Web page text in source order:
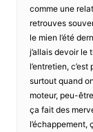
comme une
retrouves
le mien l’été
j’allais devoir le
l’entretien,
surtout quand
moteur, peu-
ça fait des
l’échappement,